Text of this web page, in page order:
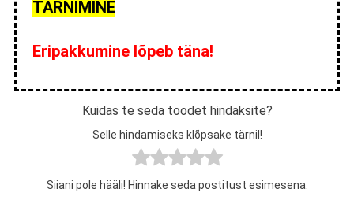
TARNIMINE
Eripakkumine lõpeb täna!
Kuidas te seda toodet hindaksite?
Selle hindamiseks klõpsake tärnil!
Siiani pole hääli! Hinnake seda postitust esimesena.